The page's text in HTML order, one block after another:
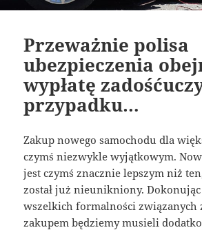
Przeważnie polisa
ubezpieczenia
wypłatę
przypadku…
Zakup nowego samochodu dla
czymś niezwykle wyjątkowym.
jest czymś znacznie lepszym niż
został już nieunikniony.
wszelkich formalności związanych
zakupem będziemy musieli